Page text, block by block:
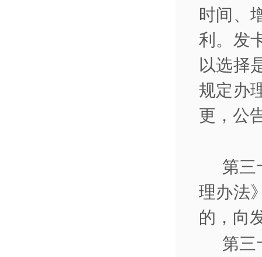
时间、
利。发
以选择
规定办
更，公
第三
理办法
的，向
第三